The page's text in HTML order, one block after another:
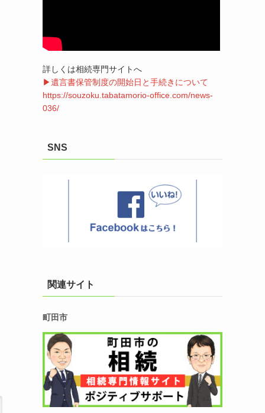
詳しくは相続専門サイトへ
▶遺言書保管制度の開始日と手続きについて
https://souzoku.tabatamorio-office.com/news-
036/
SNS
関連サイト
町田市